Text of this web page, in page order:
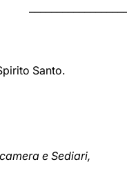
Santo.
e Sediari,